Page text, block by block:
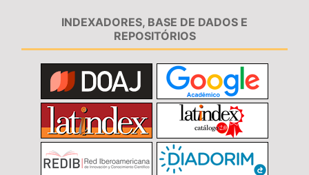
INDEXADORES, BASE DE DADOS E
REPOSITÓRIOS